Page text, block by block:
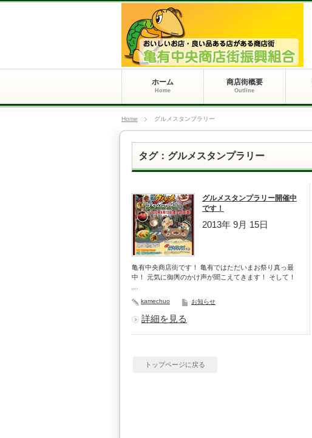
ホーム
Home
商店街概要
Outline
Home グルメスタンプラリー
タグ：グルメスタンプラリー
グルメスタンプラリー開催中
です！
2013年 9月 15日
亀有中央商店街です！ 亀有ではただいまお祭り真っ最
中！ 元気に御輿のかけ声が聞こえてきます！ そして！
kamechuo お知らせ
詳細を見る
トップページに戻る